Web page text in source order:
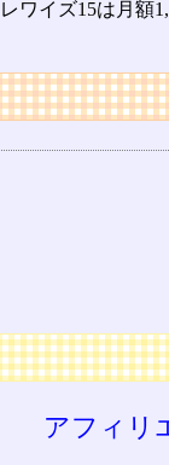
ワイズ15は月額
アフィリ